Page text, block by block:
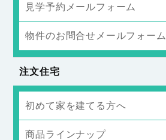
見学予約メールフォーム
物件のお問合せメールフォーム
注文住宅
初めて家を建てる方へ
商品ラインナップ